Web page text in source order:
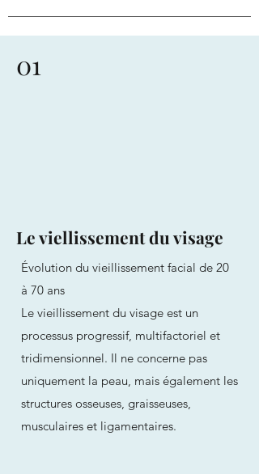
01
Le viellissement du visage
Évolution du vieillissement facial de 20
à 70 ans
Le vieillissement du visage est un
processus progressif, multifactoriel et
tridimensionnel. Il ne concerne pas
uniquement la peau, mais également les
structures osseuses, graisseuses,
musculaires et ligamentaires.